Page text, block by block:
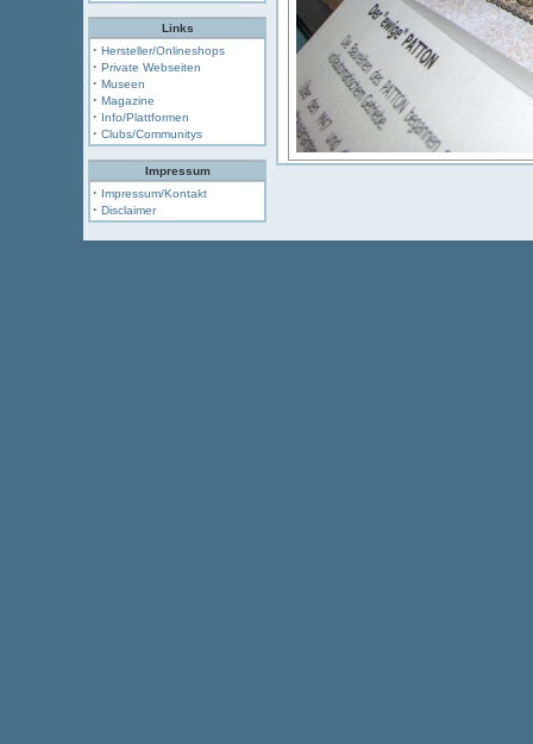
Links
· Hersteller/Onlineshops
· Private Webseiten
· Museen
· Magazine
· Info/Plattformen
· Clubs/Communitys
Impressum
· Impressum/Kontakt
· Disclaimer